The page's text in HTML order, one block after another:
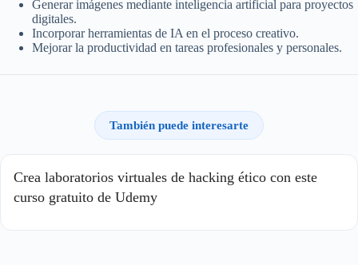
Generar imágenes mediante inteligencia artificial para proyectos
digitales.
Incorporar herramientas de IA en el proceso creativo.
Mejorar la productividad en tareas profesionales y personales.
También puede interesarte
Crea laboratorios virtuales de hacking ético con este
curso gratuito de Udemy